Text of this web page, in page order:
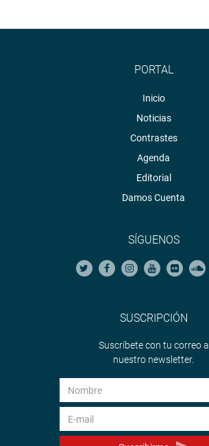
PORTAL
Inicio
Noticias
Contrastes
Agenda
Editorial
Damos Cuenta
SÍGUENOS
SUSCRIPCIÓN
Suscríbete con tu correo a
nuestro newsletter.